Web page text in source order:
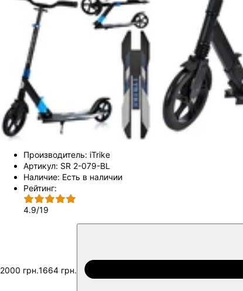
Производитель: iTrike
Артикул: SR 2-079-BL
Наличие: Есть в наличии
Рейтинг:
4.9/19
2000 грн.1664 грн.